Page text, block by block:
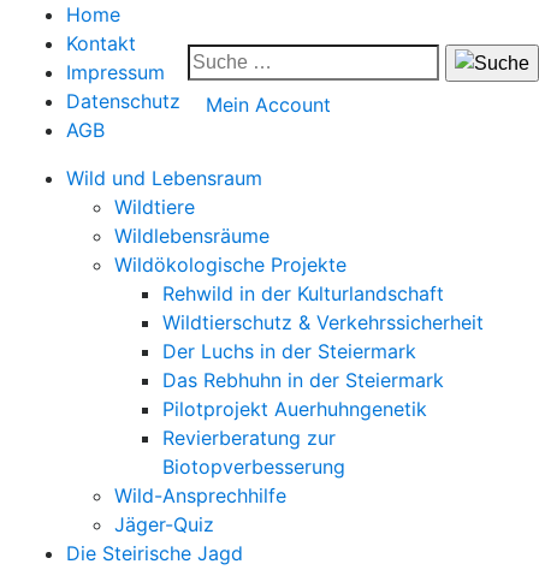
Home
Kontakt
Impressum
Datenschutz
AGB
Mein Account
Wild und Lebensraum
Wildtiere
Wildlebensräume
Wildökologische Projekte
Rehwild in der Kulturlandschaft
Wildtierschutz & Verkehrssicherheit
Der Luchs in der Steiermark
Das Rebhuhn in der Steiermark
Pilotprojekt Auerhuhngenetik
Revierberatung zur
Biotopverbesserung
Wild-Ansprechhilfe
Jäger-Quiz
Die Steirische Jagd